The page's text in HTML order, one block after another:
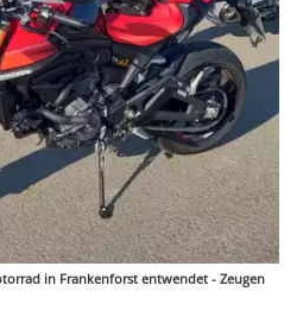
in Frankenforst entwendet - Zeugen